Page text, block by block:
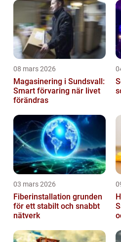
08 mars 2026
Magasinering i Sundsvall:
Smart förvaring när livet
förändras
03 mars 2026
Fiberinstallation grunden
för ett stabilt och snabbt
nätverk